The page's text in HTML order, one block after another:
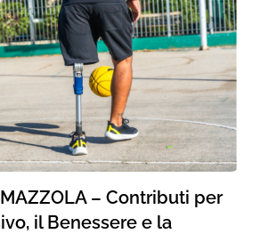
– Contributi per
il Benessere e la